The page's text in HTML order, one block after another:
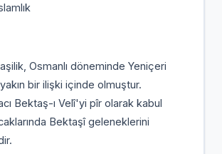
Osmanlı döneminde Yeniçeri
bir ilişki içinde olmuştur.
Bektaş-ı Velî'yi pîr olarak kabul
Bektaşî geleneklerini